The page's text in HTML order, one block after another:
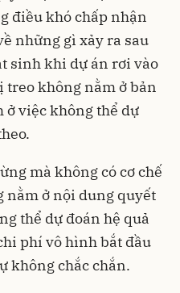
điều khó chấp nhận
những gì xảy ra sau
sinh khi dự án rơi vào
treo không nằm ở bản
việc không thể dự
mà không có cơ chế
nằm ở nội dung quyết
thể dự đoán hệ quả
phí vô hình bắt đầu
không chắc chắn.